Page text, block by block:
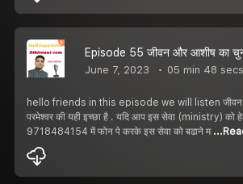
Episode 55 जीवन और आशीष का
June 7, 2023 05 min 48 secs
hello friends in this episode we will listen जीवन
परमेश्वर की यही इच्छा है . यदि आप इस सेवा (ministry) को
9718484154 में फोन पे करके इस सेवा को बढाने म